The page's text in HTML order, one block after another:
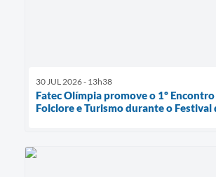
30 JUL 2026 - 13h38
Fatec Olímpia promove o 1º
Folclore e Turismo durante o Festival